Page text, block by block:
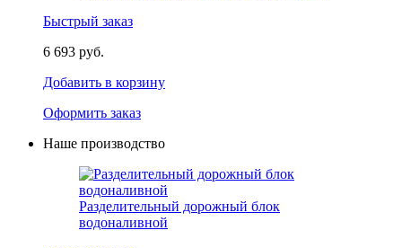
Быстрый заказ
6 693 руб.
Добавить в корзину
Оформить заказ
Наше производство
Разделительный дорожный блок
водоналивной